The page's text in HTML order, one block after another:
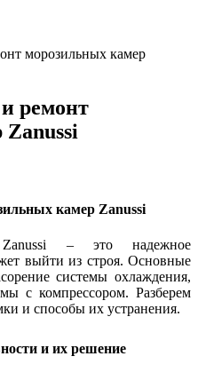
морозильных камер
ремонт
камер Zanussi
– это надежное
выйти из строя. Основные
системы охлаждения,
с компрессором. Разберем
и способы их устранения.
и их решение